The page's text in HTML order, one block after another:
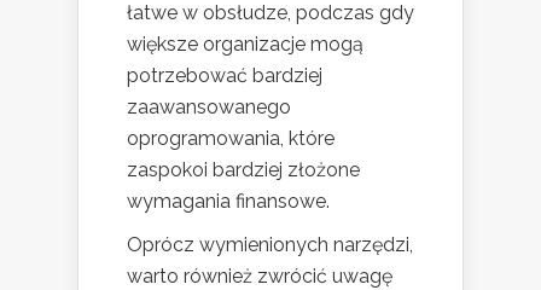
łatwe w obsłudze, podczas gdy
większe organizacje mogą
potrzebować bardziej
zaawansowanego
oprogramowania, które
zaspokoi bardziej złożone
wymagania finansowe.
Oprócz wymienionych narzędzi,
warto również zwrócić uwagę